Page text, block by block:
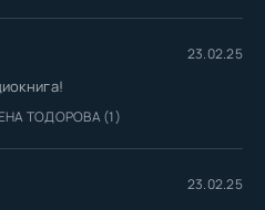
23.02.25
ТОДОРОВА (1)
23.02.25